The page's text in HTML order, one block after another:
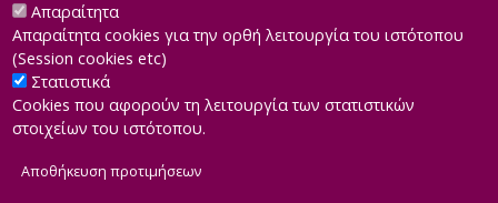
Developed byINTEROPTICS
Απαραίτητα
Απαραίτητα cookies για την ορθή λειτουργία του ιστότοπου
(Session cookies etc)
Στατιστικά
Cookies που αφορούν τη λειτουργία των στατιστικών
στοιχείων του ιστότοπου.
Αποθήκευση προτιμήσεων